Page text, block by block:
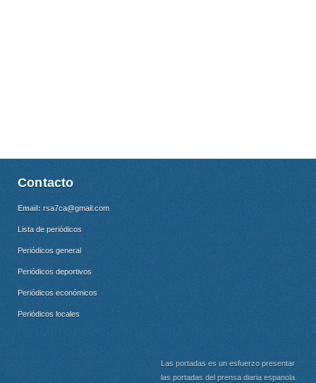
Contacto
Email: rsa7ca@gmail.com
Lista de periódicos
Periódicos general
Periódicos deportivos
Periódicos económicos
Periódicos locales
Las portadas es un esfuerzo presentar
las portadas del prensa diaria espanola.